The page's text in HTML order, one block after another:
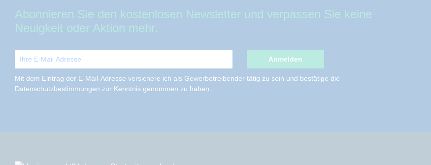
Abonnieren Sie den kostenlosen Newsletter und verpassen Sie keine
Neuigkeit oder Aktion mehr.
Anmelden
Mit dem Eintrag der E-Mail-Adresse versichere ich als Gewerbetreibender tätig zu sein und bestätige die
Datenschutzbestimmungen zur Kenntnis genommen zu haben.